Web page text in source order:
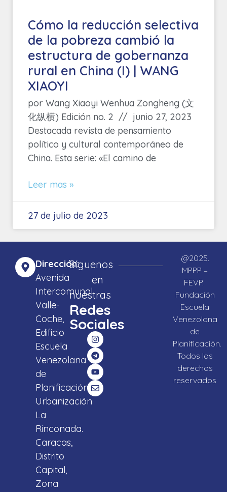
Cómo la reducción selectiva
de la pobreza cambió la
estructura de gobernanza
rural en China (I) | WANG
XIAOYI
por Wang Xiaoyi Wenhua Zongheng (文
化纵横) Edición no. 2 // junio 27, 2023
Destacada revista de pensamiento
político y cultural contemporáneo de
China. Esta serie: «El camino de
Leer mas »
27 de julio de 2023
Dirección:
Avenida
Intercomunal
Valle-
Coche,
Edificio
Escuela
Venezolana
de
Planificación,
Urbanización
La
Rinconada.
Caracas,
Distrito
Capital,
Zona
Síguenos
en
nuestras
Redes
Sociales
@2025.
MPPP –
FEVP.
Fundación
Escuela
Venezolana
de
Planificación.
Todos los
derechos
reservados